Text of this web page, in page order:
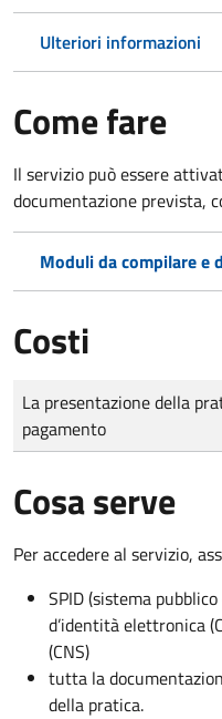
Ulteriori informazioni
Come fare
Il servizio può essere
documentazione prevista,
Moduli da compilare e
Costi
Tipo di pagamento
Importo
La presentazione della
pagamento
Cosa serve
Per accedere al servizio,
SPID (sistema
d’identità elettronica
(CNS)
tutta la
della pratica.